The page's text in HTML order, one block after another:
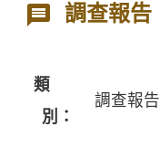
調查報告
類
別：
調查報告